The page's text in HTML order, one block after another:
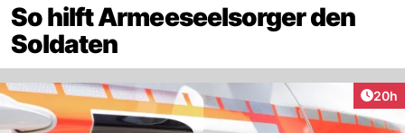
So hilft Armeeseelsorger den
Soldaten
20h